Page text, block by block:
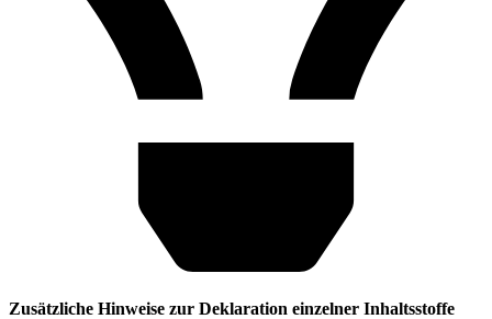
Zusätzliche Hinweise zur Deklaration einzelner Inhaltsstoffe